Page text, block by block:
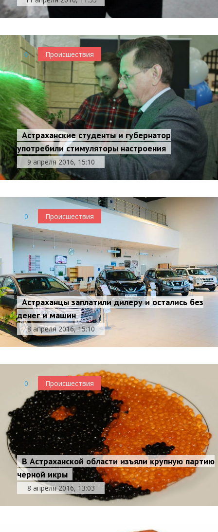
0 Происшествия
Астраханские студенты и губернатор
употребили стимуляторы настроения
9 апреля 2016, 15:10
0 Происшествия
Астраханцы заплатили дилеру и остались без
денег и машин
8 апреля 2016, 15:10
0 Происшествия
В Астраханской области изъяли крупную партию
черной икры
8 апреля 2016, 13:03